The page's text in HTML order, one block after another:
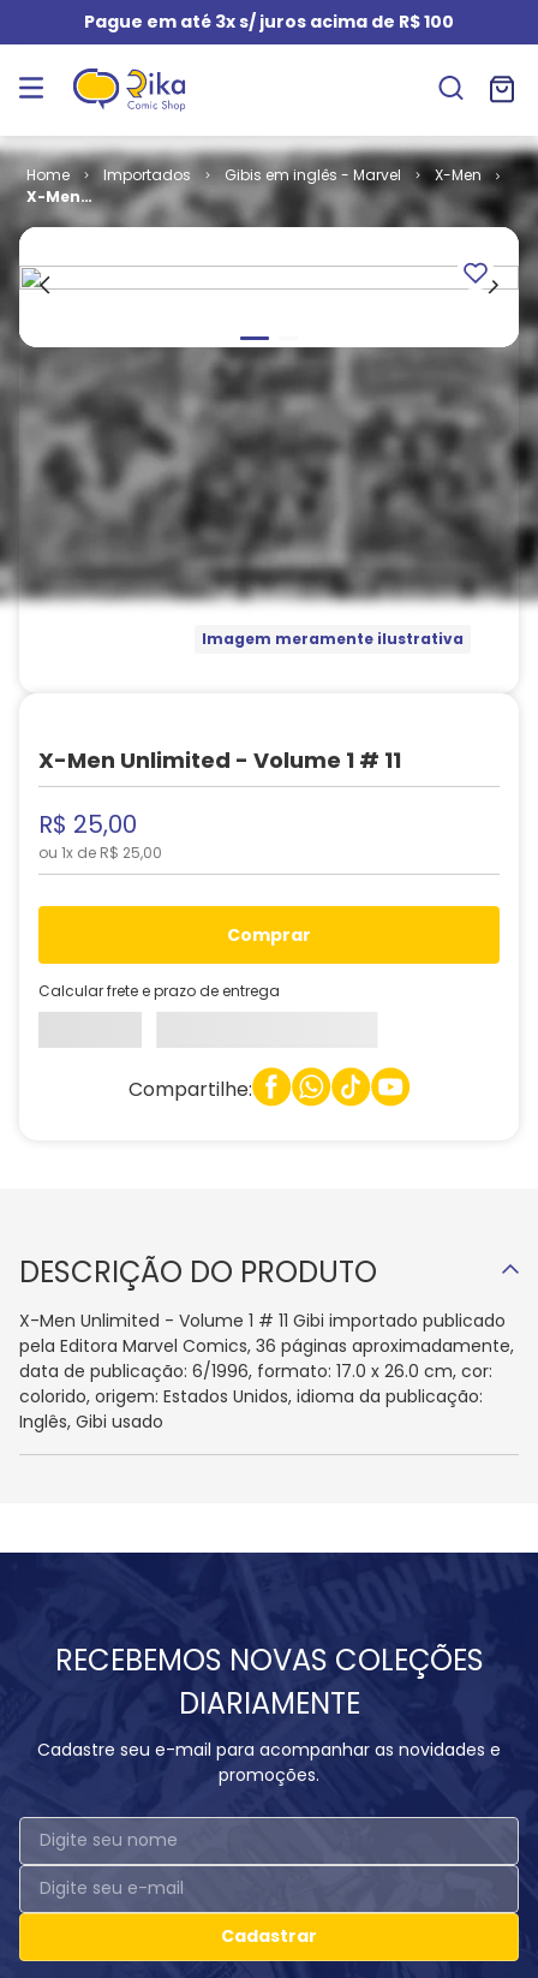
Pague em até 3x s/ juros acima de R$ 100
Importados Gibis em inglês - Marvel
X-Men
X-Men
Unlimited -
Imagem meramente ilustrativa
X-Men Unlimited - Volume 1 # 11
R$ 25,00
ou 1x de R$ 25,00
comprar
Calcular frete e prazo de entrega
Compartilhe:
DESCRIÇÃO DO PRODUTO
X-Men Unlimited - Volume 1 # 11 Gibi importado publicado
pela Editora Marvel Comics, 36 páginas aproximadamente,
data de publicação: 6/1996, formato: 17.0 x 26.0 cm, cor:
colorido, origem: Estados Unidos, idioma da publicação:
Inglês, Gibi usado
RECEBEMOS NOVAS COLEÇÕES
DIARIAMENTE
Cadastre seu e-mail para acompanhar as novidades e
promoções.
Cadastrar